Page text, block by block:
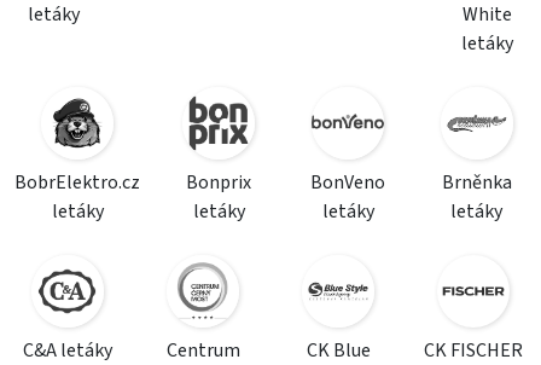
letáky
White
letáky
BobrElektro.cz
letáky
Bonprix
letáky
BonVeno
letáky
Brněnka
letáky
C&A letáky
Centrum
CK Blue
CK FISCHER